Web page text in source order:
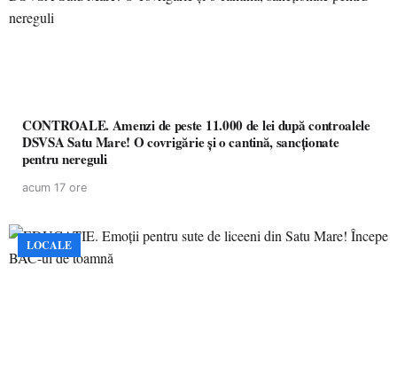
CONTROALE. Amenzi de peste 11.000 de lei după controalele
DSVSA Satu Mare! O covrigărie și o cantină, sancționate
pentru nereguli
acum 17 ore
LOCALE